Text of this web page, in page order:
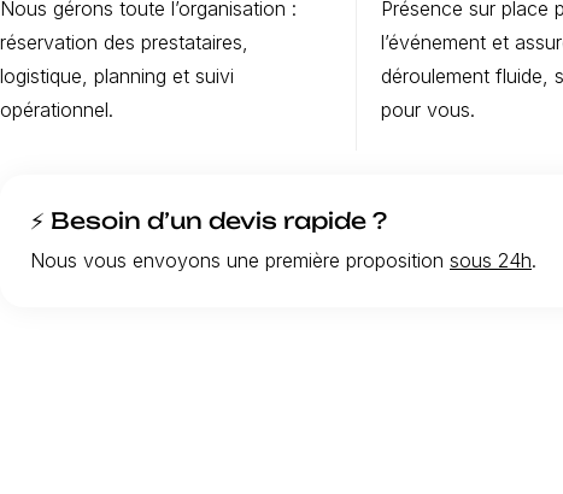
Nous gérons toute l’organisation :
réservation des prestataires,
logistique, planning et suivi
opérationnel.
Présence sur place
l’événement et
déroulement fluide,
pour vous.
⚡ Besoin d’un devis rapide ?
Nous vous envoyons une première proposition sous 24h.